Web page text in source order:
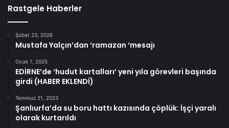
Rastgele Haberler
Şubat 23, 2026
Mustafa Yalçın’dan ‘ramazan ‘mesajı
Ocak 1, 2025
EDİRNE’de ‘hudut kartalları’ yeni yıla görevleri başında
girdi (HABER EKLENDİ)
Temmuz 21, 2023
Şanlıurfa’da su boru hattı kazısında çöplük: İşçi yaralı
olarak kurtarıldı